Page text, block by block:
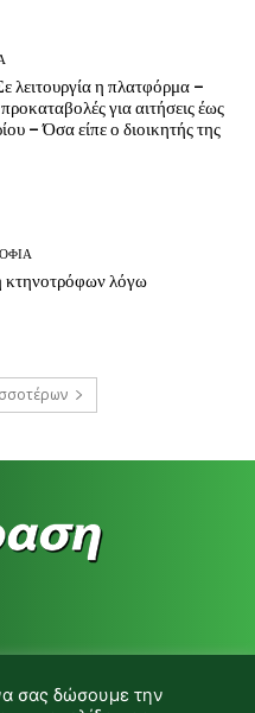
λειτουργία η πλατφόρμα –
για αιτήσεις έως
– Όσα είπε ο διοικητής της
κτηνοτρόφων λόγω
σας δώσουμε την